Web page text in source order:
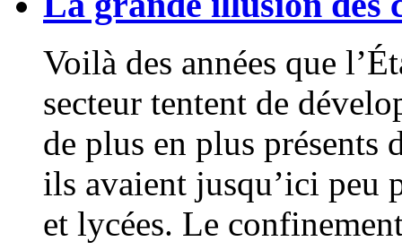
Voilà des années que
secteur tentent de
de plus en plus présents
ils avaient jusqu’ici peu
et lycées. Le